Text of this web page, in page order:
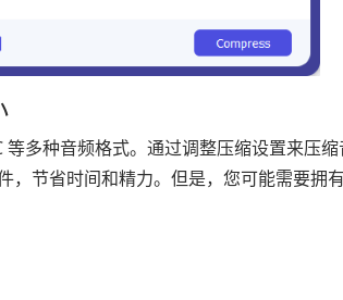
多种音频格式。通过调整压缩设置来压
，节省时间和精力。但是，您可能需要拥